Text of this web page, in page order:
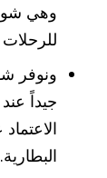
وهي
ونوفر
جيداً
البطارية.